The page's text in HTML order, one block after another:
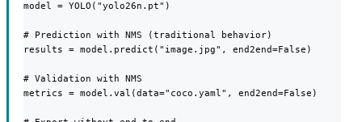
model = YOLO("yolo26n.pt")
# Prediction with NMS (traditional behavior)
results = model.predict("image.jpg", end2end=False)
# Validation with NMS
metrics = model.val(data="coco.yaml", end2end=False)